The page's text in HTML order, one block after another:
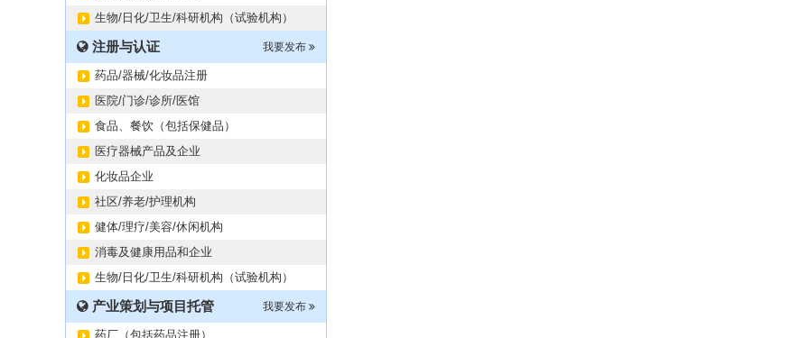
生物/日化/卫生/科研机构（试验机构）
我要发布
注册与认证
药品/器械/化妆品注册
医院/门诊/诊所/医馆
食品、餐饮（包括保健品）
医疗器械产品及企业
化妆品企业
社区/养老/护理机构
健体/理疗/美容/休闲机构
消毒及健康用品和企业
生物/日化/卫生/科研机构（试验机构）
我要发布
产业策划与项目托管
药厂（包括药品注册）